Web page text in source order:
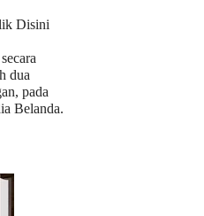
Disini
dua
pada
Belanda.